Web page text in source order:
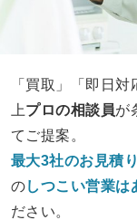
「買取」「即日
上プロの相談員が
てご提案。
最大3社のお見積
のしつこい営業は
ださい。